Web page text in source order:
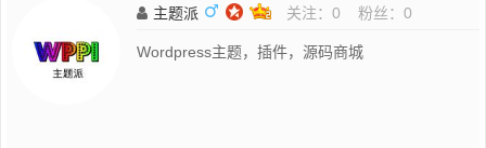
主题派 关注： 0 粉丝： 0
Wordpress主题，插件，源码商城